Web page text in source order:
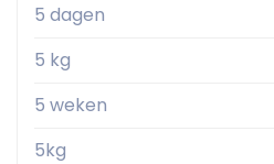
5 dagen
5 kg
5 weken
5kg